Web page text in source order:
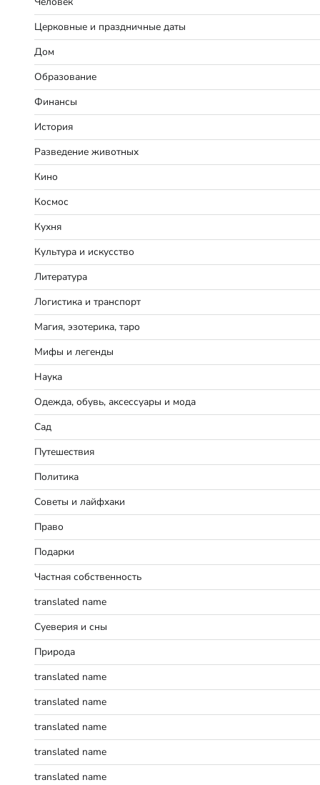
Церковные и праздничные даты
Дом
Образование
Финансы
История
Разведение животных
Кино
Космос
Кухня
Культура и искусство
Литература
Логистика и транспорт
Магия, эзотерика, таро
Мифы и легенды
Наука
Одежда, обувь, аксессуары и мода
Сад
Путешествия
Политика
Советы и лайфхаки
Право
Подарки
Частная собственность
translated name
Суеверия и сны
Природа
translated name
translated name
translated name
translated name
translated name